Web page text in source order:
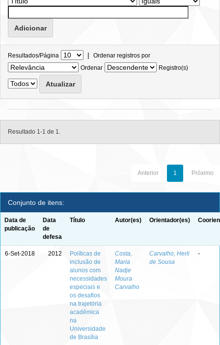
Resultados/Página | Ordenar registros por
Ordenar
Registro(s)
Resultado 1-1 de 1.
Anterior 1 Próximo
Conjunto de itens:
Data de
publicação
Data
de
defesa
Título Autor(es) Orientador(es)
6-Set-2018 2012
Políticas de
inclusão de
alunos com
necessidades
especiais e
os desafios
na trajetória
acadêmica
na
Universidade
de Brasília
Costa,
Maria
Nadje
Moura
Carvalho
Carvalho, Herli
de Sousa
-